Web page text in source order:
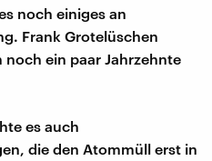
noch einiges an
Frank Grotelüschen
ein paar Jahrzehnte
es auch
die den Atommüll erst in